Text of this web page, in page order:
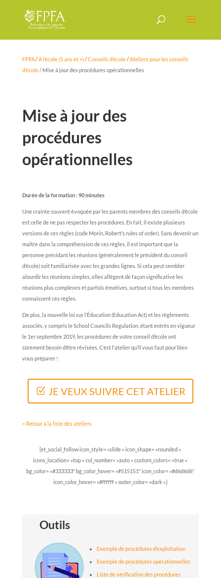
FPFA/À l’école (5 ans et +)/Conseils d’école/Ateliers pour les conseils
d’école/ Mise à jour des procédures opérationnelles
Mise à jour des
procédures
opérationnelles
Durée de la formation : 90 minutes
Une crainte souvent évoquée par les parents membres des conseils d’école
est celle de ne pas respecter les procédures. En fait, il existe plusieurs
versions de ces règles (code Morin, Robert’s rules of order). Sans devenir un
maître dans la compréhension de ces règles, il est important que la
personne présidant les réunions (généralement le président du conseil
d’école) soit familiarisée avec les grandes lignes. Si cela peut sembler
alourdir les réunions simples, elles allègent de façon significative les
réunions plus complexes et parfois émotives, surtout si tous les membres
connaissent ces règles.
De plus, la nouvelle loi sur l’Éducation (Education Act) et les règlements
associés, y compris le School Councils Regulation, étant entrés en vigueur
le 1er septembre 2019, les procédures de votre conseil d’école ont
sûrement besoin d’être révisées. C’est l’atelier qu’il vous faut pour bien
vous préparer !
JE VEUX SUIVRE CET ATELIER
< Retour à la liste des ateliers
[et_social_follow icon_style= »slide » icon_shape= »rounded »
icons_location= »top » col_number= »auto » custom_colors= »true »
bg_color= »#333333″ bg_color_hover= »#515151″ icon_color= »#d6d6d6″
icon_color_hover= »#ffffff » outer_color= »dark »]
Outils
Exemple de procédures d’exploitation
Exemple de procédures opérationnelles
Liste de vérification des procédures